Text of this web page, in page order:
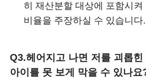
히 재산분할 대상에 포함시켜
비율을 주장하실 수 있습니다.
Q3.헤어지고 나면 저를 괴롭힌
아이를 못 보게 막을 수 있나요